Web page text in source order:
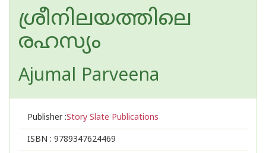
ശ്രീനിലയത്തിലെ
രഹസ്യം
Ajumal Parveena
Publisher :Story Slate Publications
ISBN : 9789347624469